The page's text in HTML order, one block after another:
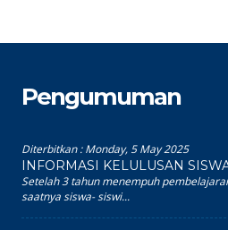
Pengumuman
Diterbitkan :Monday, 5 May 2025
INFORMASI KELULUSAN
Setelah 3 tahun menempuh
saatnya siswa- siswi...